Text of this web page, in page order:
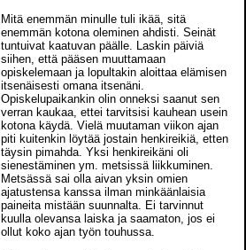
Mitä enemmän minulle tuli ikää, sitä
enemmän kotona oleminen ahdisti. Seinät
tuntuivat kaatuvan päälle. Laskin päiviä
siihen, että pääsen muuttamaan
opiskelemaan ja lopultakin aloittaa elämisen
itsenäisesti omana itsenäni.
Opiskelupaikankin olin onneksi saanut sen
verran kaukaa, ettei tarvitsisi kauhean usein
kotona käydä. Vielä muutaman viikon ajan
piti kuitenkin löytää jostain henkireikiä, etten
täysin pimahda. Yksi henkireikäni oli
sienestäminen ym. metsissä liikkuminen.
Metsässä sai olla aivan yksin omien
ajatustensa kanssa ilman minkäänlaisia
paineita mistään suunnalta. Ei tarvinnut
kuulla olevansa laiska ja saamaton, jos ei
ollut koko ajan työn touhussa.